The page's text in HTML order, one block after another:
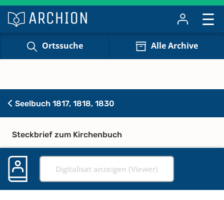
Ortssuche Alle Archive
Seelbuch 1817, 1818, 1830
Steckbrief zum Kirchenbuch
Digitalisat anzeigen (Viewer)